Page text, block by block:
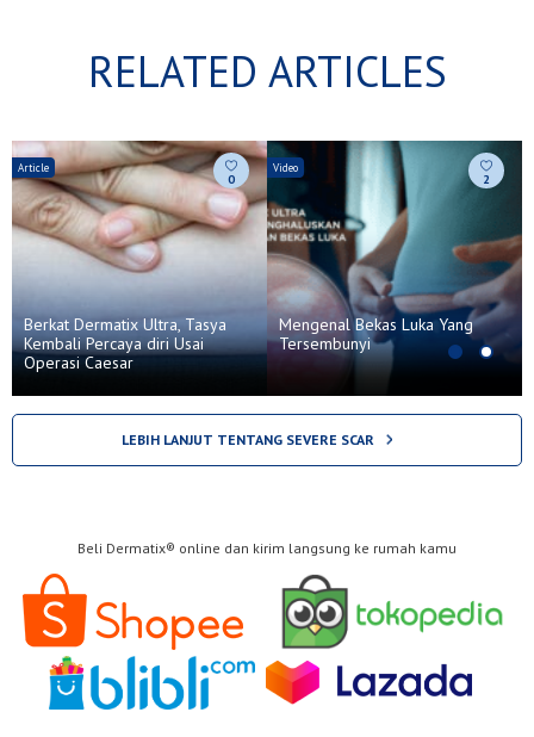
RELATED ARTICLES
Berkat Dermatix Ultra, Tasya
Kembali Percaya diri Usai
Operasi Caesar
Article
0
Mengenal Bekas Luka Yang
Tersembunyi
Video
2
LEBIH LANJUT TENTANG SEVERE SCAR
Beli Dermatix® online dan kirim langsung ke rumah kamu